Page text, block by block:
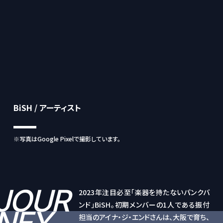
BiSH / アーティスト
※写真はGoogle Pixelで撮影しています。
2023年注目必至「楽器を持たないパンクバ
ンド」BiSH。初期メンバーの1人である振付
担当のアイナ・ジ・エンドさんは、大阪で育ち、